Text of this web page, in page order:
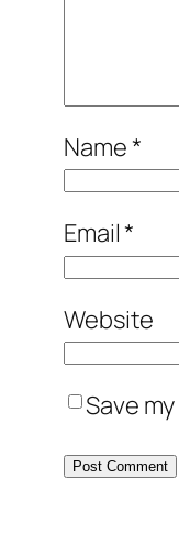
Name*
Email*
Website
Save